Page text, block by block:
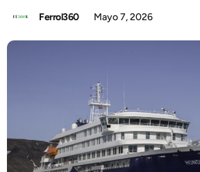
Ferrol360 Mayo 7, 2026